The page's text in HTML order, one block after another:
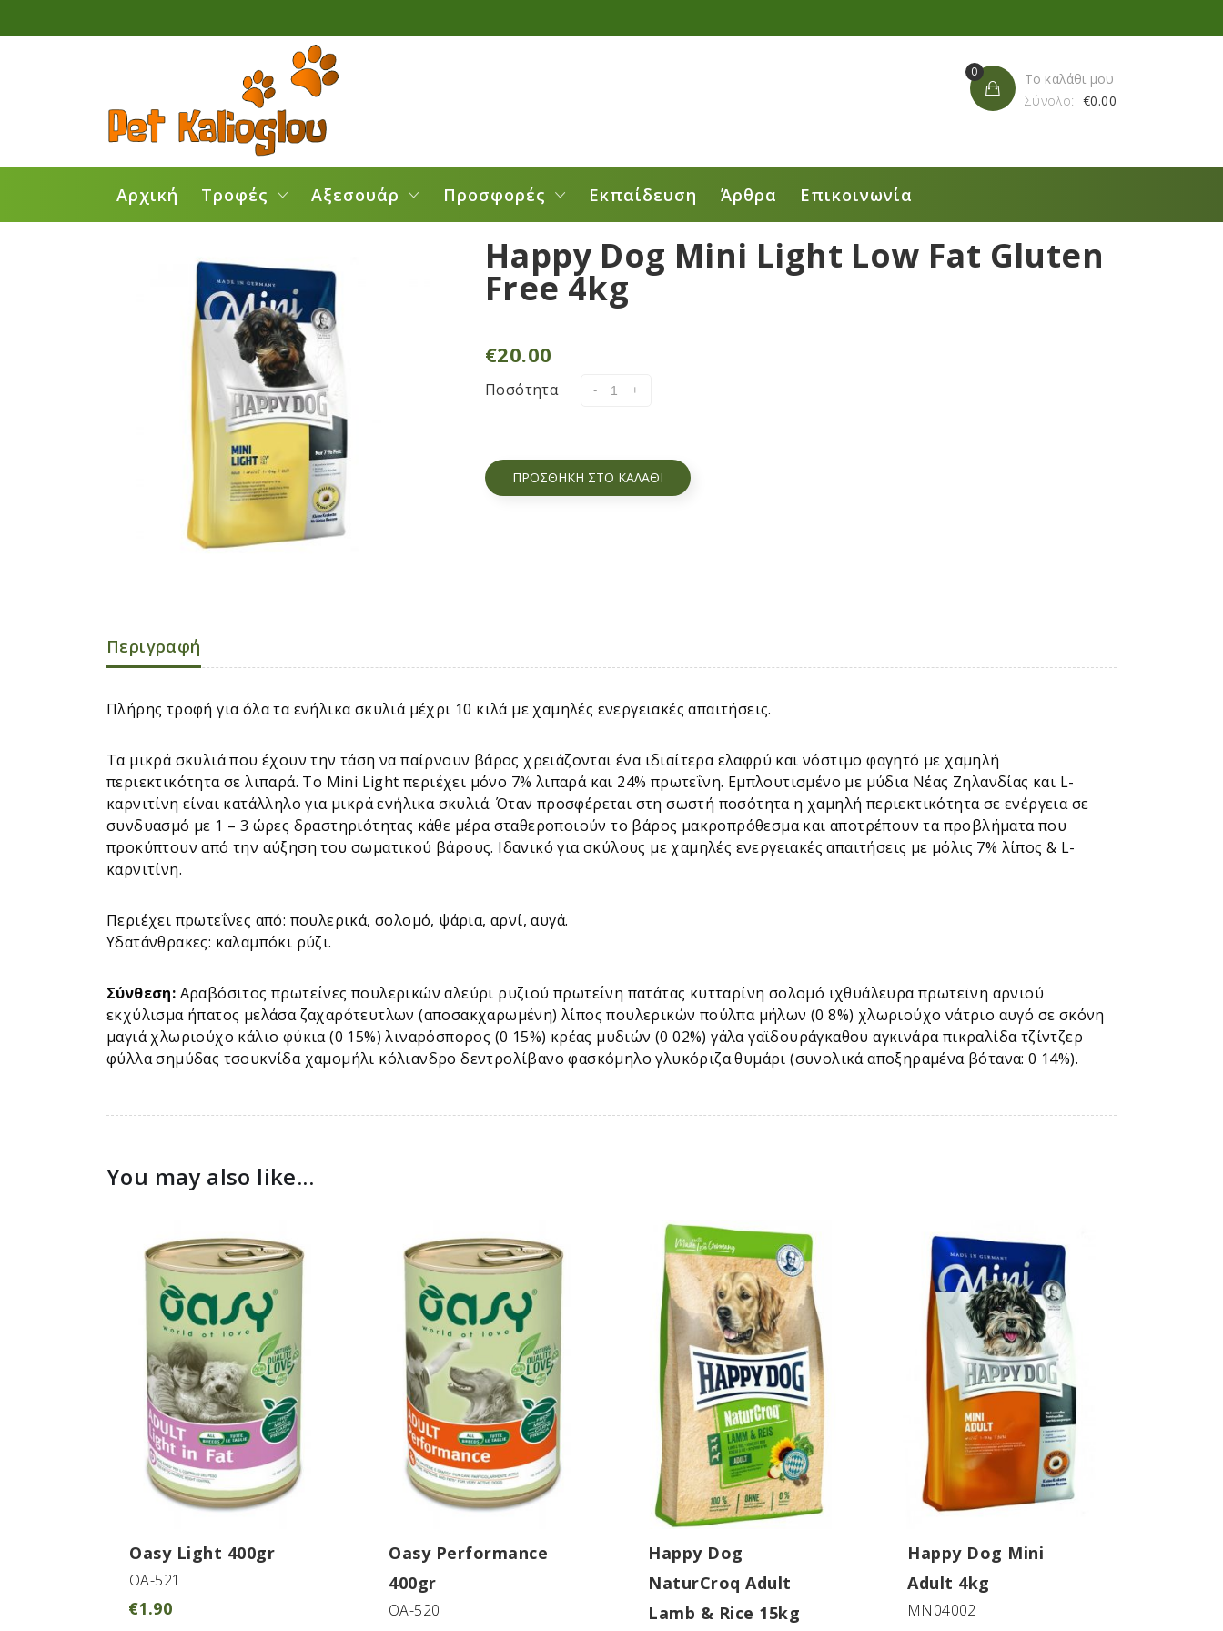
0
Το καλάθι μου
Σύνολο: €0.00
Αρχική Τροφές Αξεσουάρ Προσφορές Εκπαίδευση Άρθρα Επικοινωνία
Happy Dog Mini Light Low Fat Gluten
Free 4kg
€20.00
Ποσότητα
ΠΡΟΣΘΉΚΗ ΣΤΟ ΚΑΛΆΘΙ
Περιγραφή
Πλήρης τροφή για όλα τα ενήλικα σκυλιά μέχρι 10 κιλά με χαμηλές ενεργειακές απαιτήσεις.
Τα μικρά σκυλιά που έχουν την τάση να παίρνουν βάρος χρειάζονται ένα ιδιαίτερα ελαφρύ και νόστιμο φαγητό με χαμηλή
περιεκτικότητα σε λιπαρά. Το Mini Light περιέχει μόνο 7% λιπαρά και 24% πρωτεΐνη. Εμπλουτισμένο με μύδια Νέας Ζηλανδίας και L-
καρνιτίνη είναι κατάλληλο για μικρά ενήλικα σκυλιά. Όταν προσφέρεται στη σωστή ποσότητα η χαμηλή περιεκτικότητα σε ενέργεια σε
συνδυασμό με 1 – 3 ώρες δραστηριότητας κάθε μέρα σταθεροποιούν το βάρος μακροπρόθεσμα και αποτρέπουν τα προβλήματα που
προκύπτουν από την αύξηση του σωματικού βάρους. Ιδανικό για σκύλους με χαμηλές ενεργειακές απαιτήσεις με μόλις 7% λίπος & L-
καρνιτίνη.
Περιέχει πρωτεΐνες από: πουλερικά, σολομό, ψάρια, αρνί, αυγά.
Υδατάνθρακες: καλαμπόκι ρύζι.
Σύνθεση: Αραβόσιτος πρωτεΐνες πουλερικών αλεύρι ρυζιού πρωτεΐνη πατάτας κυτταρίνη σολομό ιχθυάλευρα πρωτεϊνη αρνιού
εκχύλισμα ήπατος μελάσα ζαχαρότευτλων (αποσακχαρωμένη) λίπος πουλερικών πούλπα μήλων (0 8%) χλωριούχο νάτριο αυγό σε σκόνη
μαγιά χλωριούχο κάλιο φύκια (0 15%) λιναρόσπορος (0 15%) κρέας μυδιών (0 02%) γάλα γαϊδουράγκαθου αγκινάρα πικραλίδα τζίντζερ
φύλλα σημύδας τσουκνίδα χαμομήλι κόλιανδρο δεντρολίβανο φασκόμηλο γλυκόριζα θυμάρι (συνολικά αποξηραμένα βότανα: 0 14%).
You may also like...
Oasy Light 400gr
OA-521
€1.90
Oasy Performance
400gr
OA-520
Happy Dog
NaturCroq Adult
Lamb & Rice 15kg
Happy Dog Mini
Adult 4kg
MN04002